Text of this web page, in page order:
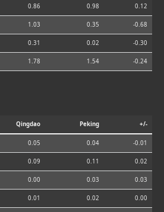
0.86 0.98 0.12
1.03 0.35 -0.68
0.31 0.02 -0.30
1.78 1.54 -0.24
Qingdao Peking +/-
0.05 0.04 -0.01
0.09 0.11 0.02
0.00 0.03 0.03
0.01 0.02 0.00